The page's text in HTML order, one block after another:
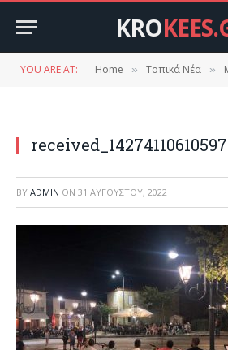
KRO
YOU ARE AT: Home » Τοπικά Νέα »
BY ADMIN ON 31 ΑΥΓΟΎΣΤΟΥ, 2022